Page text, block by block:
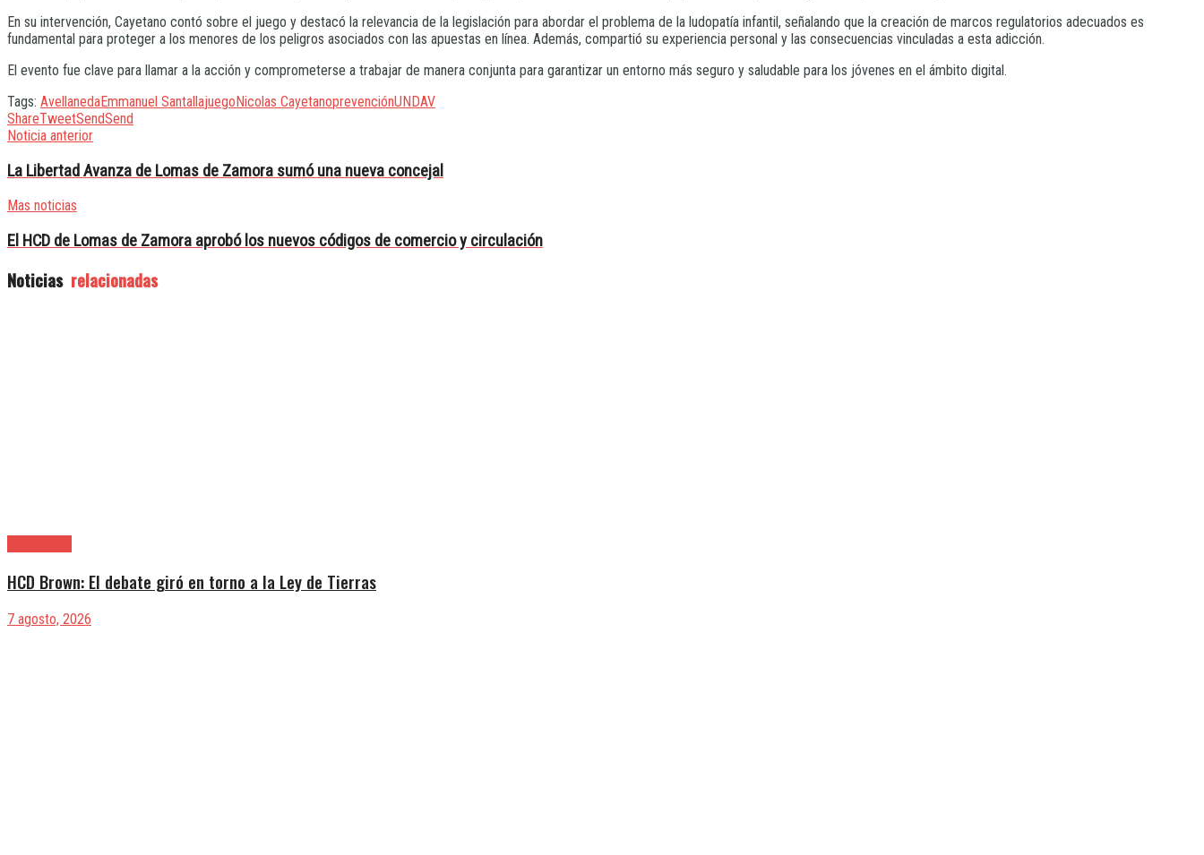
En su intervención, Cayetano contó sobre el juego y destacó la relevancia de la legislación para abordar el problema de la ludopatía infantil, señalando que la creación de marcos regulatorios adecuados es
fundamental para proteger a los menores de los peligros asociados con las apuestas en línea. Además, compartió su experiencia personal y las consecuencias vinculadas a esta adicción.
El evento fue clave para llamar a la acción y comprometerse a trabajar de manera conjunta para garantizar un entorno más seguro y saludable para los jóvenes en el ámbito digital.
Tags: AvellanedaEmmanuel SantallajuegoNicolas CayetanoprevenciónUNDAV
ShareTweetSendSend
Noticia anterior
La Libertad Avanza de Lomas de Zamora sumó una nueva concejal
Mas noticias
El HCD de Lomas de Zamora aprobó los nuevos códigos de comercio y circulación
Noticias relacionadas
HCD Brown: El debate giró en torno a la Ley de Tierras
7 agosto, 2026